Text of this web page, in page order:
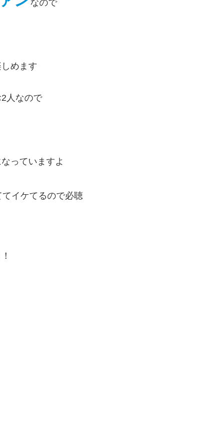
なので
めます
人なので
っていますよ
てイケてるので必聴